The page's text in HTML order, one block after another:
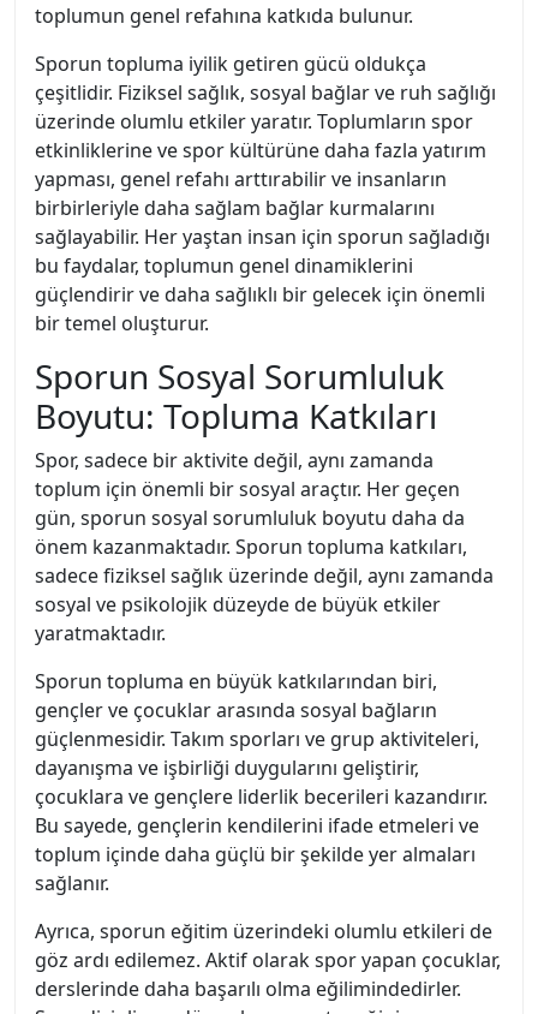
toplumun genel refahına katkıda bulunur.
Sporun topluma iyilik getiren gücü oldukça
çeşitlidir. Fiziksel sağlık, sosyal bağlar ve ruh sağlığı
üzerinde olumlu etkiler yaratır. Toplumların spor
etkinliklerine ve spor kültürüne daha fazla yatırım
yapması, genel refahı arttırabilir ve insanların
birbirleriyle daha sağlam bağlar kurmalarını
sağlayabilir. Her yaştan insan için sporun sağladığı
bu faydalar, toplumun genel dinamiklerini
güçlendirir ve daha sağlıklı bir gelecek için önemli
bir temel oluşturur.
Sporun Sosyal Sorumluluk
Boyutu: Topluma Katkıları
Spor, sadece bir aktivite değil, aynı zamanda
toplum için önemli bir sosyal araçtır. Her geçen
gün, sporun sosyal sorumluluk boyutu daha da
önem kazanmaktadır. Sporun topluma katkıları,
sadece fiziksel sağlık üzerinde değil, aynı zamanda
sosyal ve psikolojik düzeyde de büyük etkiler
yaratmaktadır.
Sporun topluma en büyük katkılarından biri,
gençler ve çocuklar arasında sosyal bağların
güçlenmesidir. Takım sporları ve grup aktiviteleri,
dayanışma ve işbirliği duygularını geliştirir,
çocuklara ve gençlere liderlik becerileri kazandırır.
Bu sayede, gençlerin kendilerini ifade etmeleri ve
toplum içinde daha güçlü bir şekilde yer almaları
sağlanır.
Ayrıca, sporun eğitim üzerindeki olumlu etkileri de
göz ardı edilemez. Aktif olarak spor yapan çocuklar,
derslerinde daha başarılı olma eğilimindedirler.